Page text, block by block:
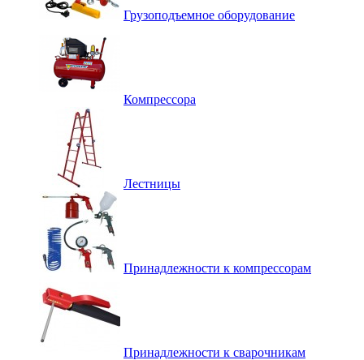
Грузоподъемное оборудование
Компрессора
Лестницы
Принадлежности к компрессорам
Принадлежности к сварочникам